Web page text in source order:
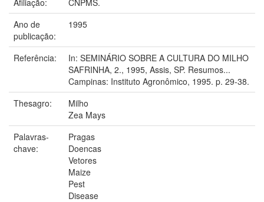
Ano de
publicação:
1995
Referência:
In: SEMINÁRIO SOBRE A CULTURA DO MILHO
SAFRINHA, 2., 1995, Assis, SP. Resumos...
Campinas: Instituto Agronômico, 1995. p. 29-38.
Thesagro:
Milho
Zea Mays
Palavras-
chave:
Pragas
Doencas
Vetores
Maize
Pest
Disease